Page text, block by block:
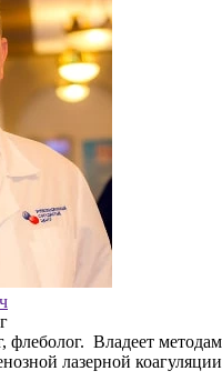
флеболог. Владеет
лазерной